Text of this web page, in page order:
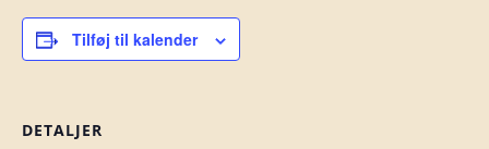
Tilføj til kalender
DETALJER